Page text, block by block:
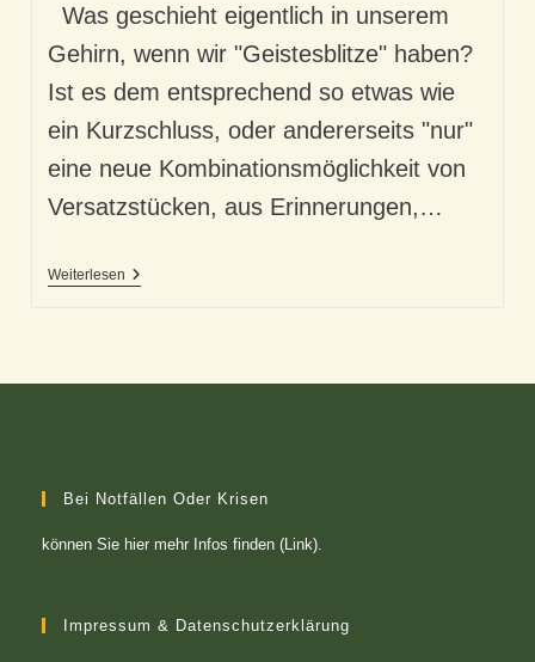
Was geschieht eigentlich in unserem
Gehirn, wenn wir "Geistesblitze" haben?
Ist es dem entsprechend so etwas wie
ein Kurzschluss, oder andererseits "nur"
eine neue Kombinationsmöglichkeit von
Versatzstücken, aus Erinnerungen,…
WeiterlesenUnsere
Bei Notfällen Oder Krisen
können Sie hier mehr Infos finden (Link)
Impressum & Datenschutzerklärung